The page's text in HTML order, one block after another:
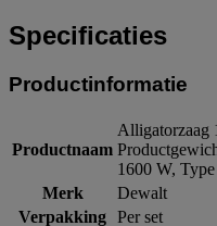
Specificaties
Productinformatie
Productnaam
Alligatorzaag
1600 W,
Merk
Dewalt
Verpakking Per set